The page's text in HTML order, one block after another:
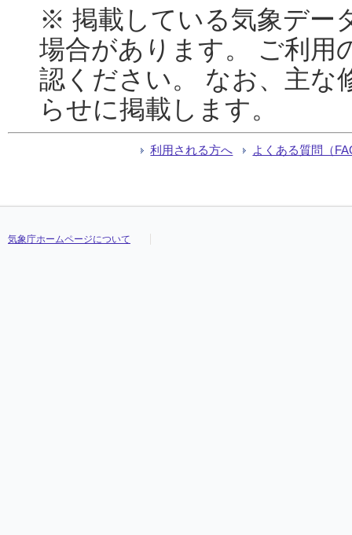
※ 掲載している気象デー
場合があります。 ご利用
認ください。 なお、主な
らせに掲載します。
利用される方へ よくある質問（
気象庁ホームページについて